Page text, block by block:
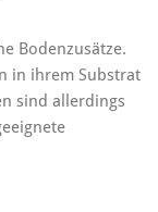
Bodenzusätze.
in ihrem Substrat
sind allerdings